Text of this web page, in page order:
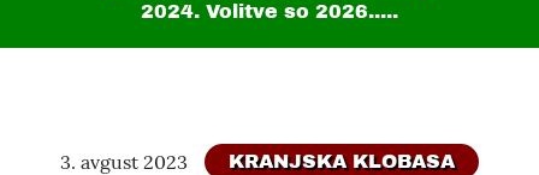
2024. Volitve so 2026.....
3. avgust 2023 KRANJSKA KLOBASA